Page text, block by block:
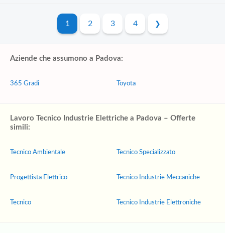
1 2 3 4
Aziende che assumono a Padova:
365 Gradi Toyota
Lavoro Tecnico Industrie Elettriche a Padova – Offerte
simili:
Tecnico Ambientale
Progettista Elettrico
Tecnico
Tecnico Specializzato
Tecnico Industrie Meccaniche
Tecnico Industrie Elettroniche